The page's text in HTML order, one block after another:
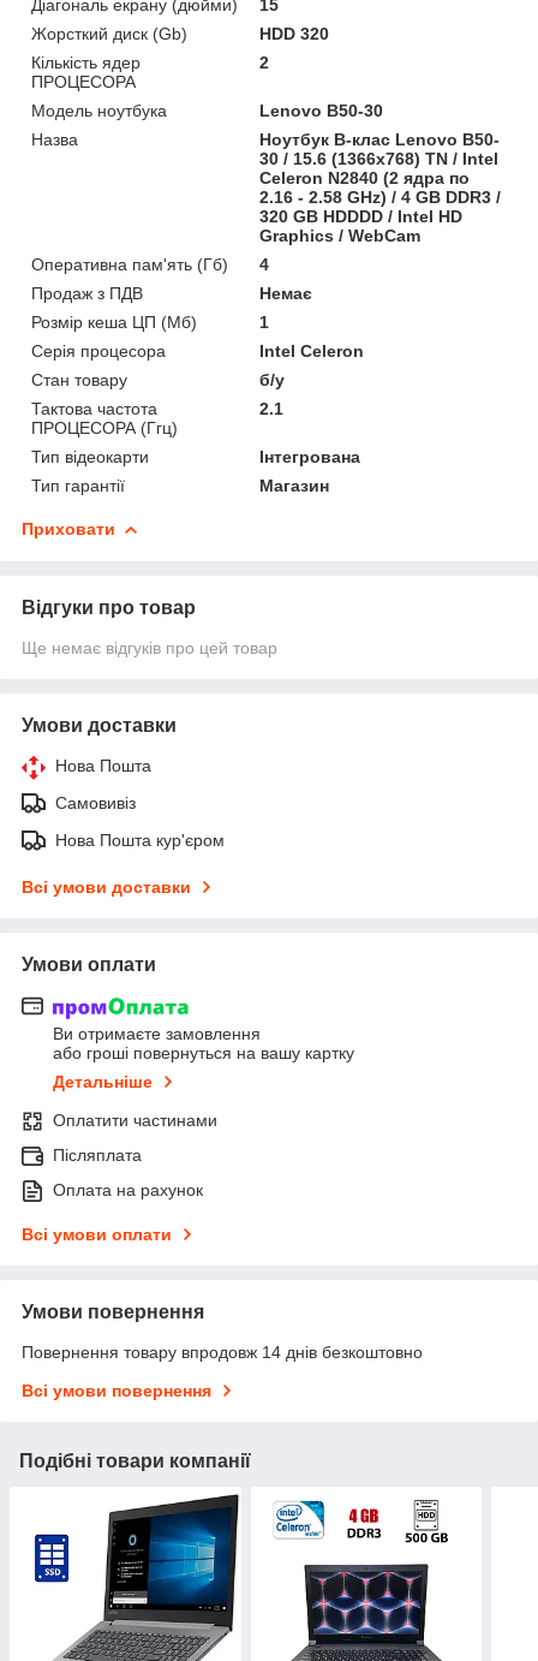
Діагональ екрану (дюйми)
15
Жорсткий диск (Gb)
HDD 320
Кількість ядер
ПРОЦЕСОРА
2
Модель ноутбука
Lenovo B50-30
Назва
Ноутбук B-клас Lenovo B50-
30 / 15.6 (1366x768) TN / Intel
Celeron N2840 (2 ядра по
2.16 - 2.58 GHz) / 4 GB DDR3 /
320 GB HDDDD / Intel HD
Graphics / WebCam
Оперативна пам'ять (Гб)
4
Продаж з ПДВ
Немає
Розмір кеша ЦП (Мб)
1
Серія процесора
Intel Celeron
Стан товару
б/у
Тактова частота
ПРОЦЕСОРА (Ггц)
2.1
Тип відеокарти
Інтегрована
Тип гарантії
Магазин
Приховати
Відгуки про товар
Ще немає відгуків про цей товар
Умови доставки
Нова Пошта
Самовивіз
Нова Пошта кур'єром
Всі умови доставки
Умови оплати
Ви отримаєте замовлення
або гроші повернуться на вашу картку
Детальніше
Оплатити частинами
Післяплата
Оплата на рахунок
Всі умови оплати
Умови повернення
Повернення товару впродовж 14 днів безкоштовно
Всі умови повернення
Подібні товари компанії